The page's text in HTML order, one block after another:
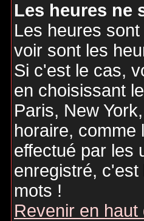
Les heures ne
Les heures
voir sont les
Si c'est le cas,
en choisissant
Paris, New
horaire, comme
effectué par les
enregistré, c'est
mots !
Revenir en haut